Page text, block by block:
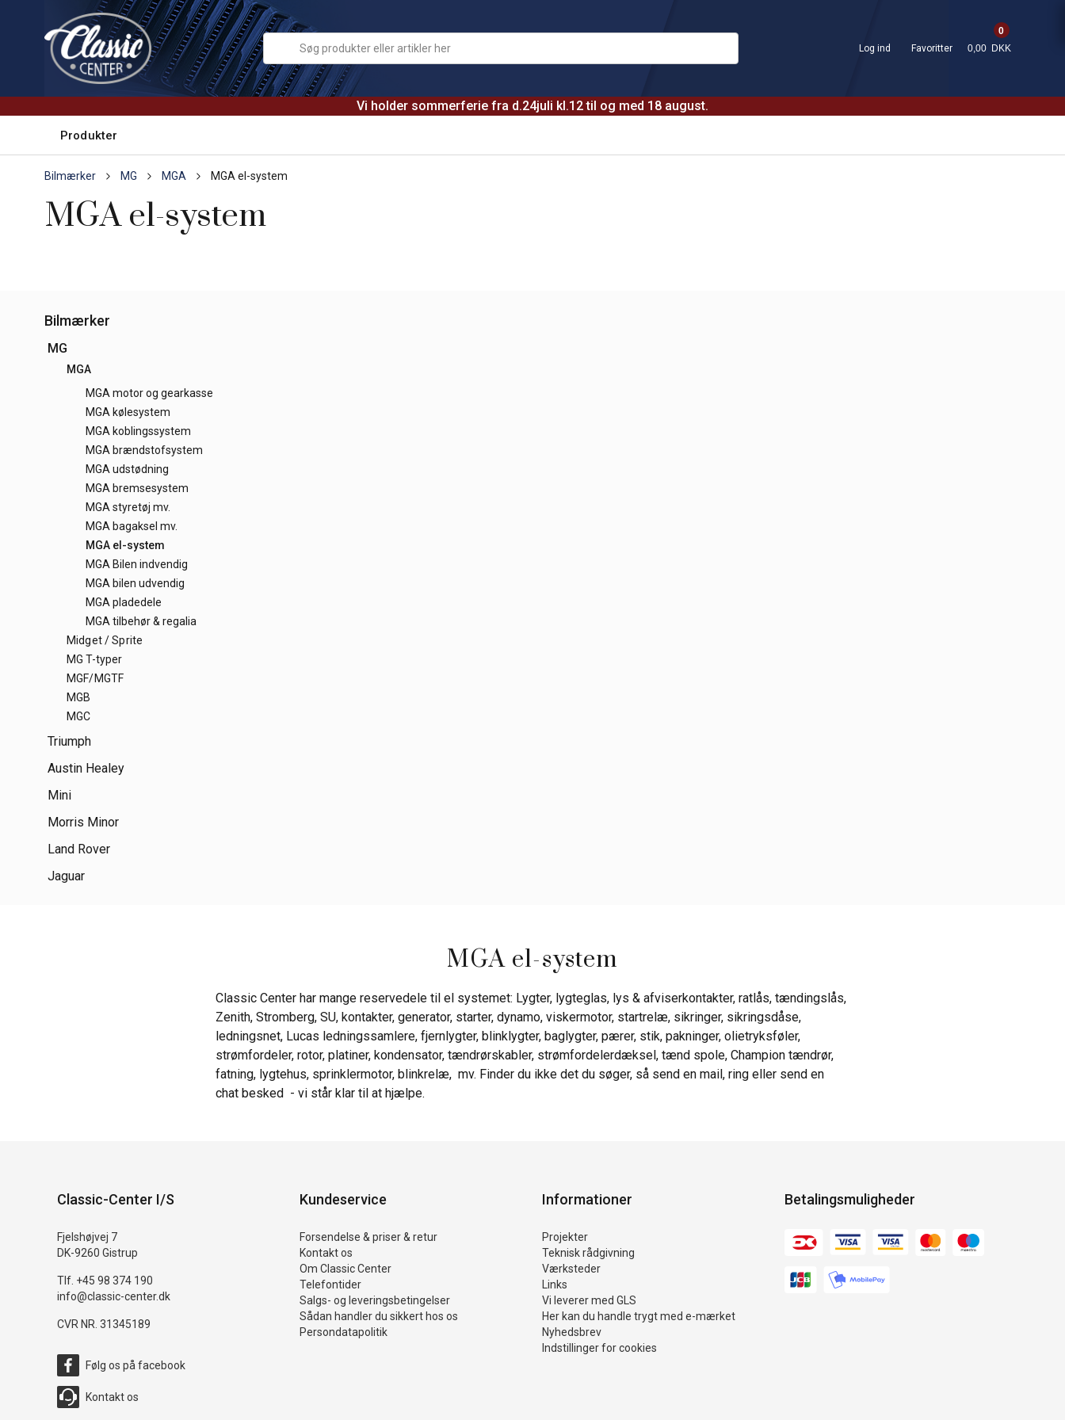
Vi holder sommerferie fra d.24juli kl.12 til og med 18 august.
Log ind Favoritter
0
0,00 DKK
Produkter
Bilmærker MG MGA MGA el-system
MGA el-system
Bilmærker
MG
MGA
MGA motor og gearkasse
MGA kølesystem
MGA koblingssystem
MGA brændstofsystem
MGA udstødning
MGA bremsesystem
MGA styretøj mv.
MGA bagaksel mv.
MGA el-system
MGA Bilen indvendig
MGA bilen udvendig
MGA pladedele
MGA tilbehør & regalia
Midget / Sprite
MG T-typer
MGF/MGTF
MGB
MGC
Triumph
Austin Healey
Mini
Morris Minor
Land Rover
Jaguar
MGA el-system
Classic Center har mange reservedele til el systemet: Lygter, lygteglas, lys & afviserkontakter, ratlås, tændingslås,
Zenith, Stromberg, SU, kontakter, generator, starter, dynamo, viskermotor, startrelæ, sikringer, sikringsdåse,
ledningsnet, Lucas ledningssamlere, fjernlygter, blinklygter, baglygter, pærer, stik, pakninger, olietryksføler,
strømfordeler, rotor, platiner, kondensator, tændrørskabler, strømfordelerdæksel, tænd spole, Champion tændrør,
fatning, lygtehus, sprinklermotor, blinkrelæ, mv. Finder du ikke det du søger, så send en mail, ring eller send en
chat besked - vi står klar til at hjælpe.
Classic-Center I/S
Fjelshøjvej 7
DK-9260 Gistrup
Tlf. +45 98 374 190
info@classic-center.dk
CVR NR. 31345189
Følg os på facebook
Kontakt os
Kundeservice
Forsendelse & priser & retur
Kontakt os
Om Classic Center
Telefontider
Salgs- og leveringsbetingelser
Sådan handler du sikkert hos os
Persondatapolitik
Informationer
Projekter
Teknisk rådgivning
Værksteder
Links
Vi leverer med GLS
Her kan du handle trygt med e-mærket
Nyhedsbrev
Indstillinger for cookies
Betalingsmuligheder